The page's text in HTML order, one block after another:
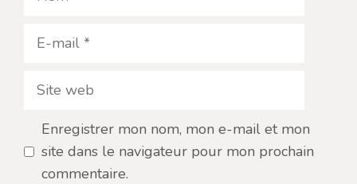
E-
Site
Enregistrer mon nom, mon e-mail et mon
site dans le navigateur pour mon prochain
commentaire.